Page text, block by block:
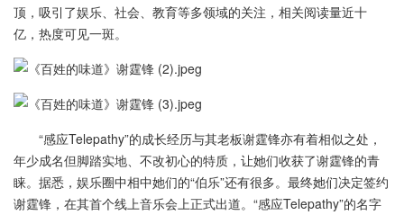
顶，吸引了娱乐、社会、教育等多领域的关注，相关阅读量近十
亿，热度可见一斑。
“感应Telepathy”的成长经历与其老板谢霆锋亦有着相似之处，
年少成名但脚踏实地、不改初心的特质，让她们收获了谢霆锋的青
睐。据悉，娱乐圈中相中她们的“伯乐”还有很多。最终她们决定签约
谢霆锋，在其首个线上音乐会上正式出道。“感应Telepathy”的名字